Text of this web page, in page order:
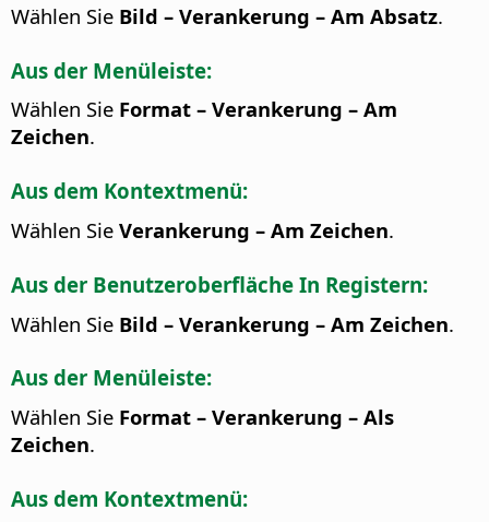
Wählen Sie Bild – Verankerung – Am Absatz.
Aus der Menüleiste:
Wählen Sie Format – Verankerung – Am
Zeichen.
Aus dem Kontextmenü:
Wählen Sie Verankerung – Am Zeichen.
Aus der Benutzeroberfläche In Registern:
Wählen Sie Bild – Verankerung – Am Zeichen.
Aus der Menüleiste:
Wählen Sie Format – Verankerung – Als
Zeichen.
Aus dem Kontextmenü: